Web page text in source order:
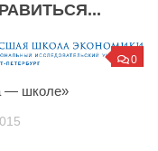
0
— школе»